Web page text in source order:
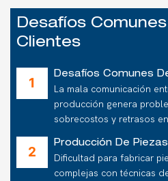
Desafíos
Clientes
Desafíos Comunes
La mala comunicación
producción genera
sobrecostos y retrasos
Producción De
Dificultad para fabricar
complejas con técnicas